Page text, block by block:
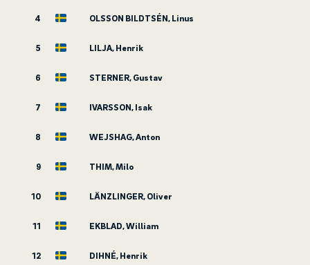
4 OLSSON BILDTSÉN, Linus
5 LILJA, Henrik
6 STERNER, Gustav
7 IVARSSON, Isak
8 WEJSHAG, Anton
9 THIM, Milo
10 LÄNZLINGER, Oliver
11 EKBLAD, William
12 DIHNÉ, Henrik